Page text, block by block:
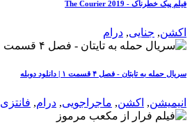
فیلم پیک خطرناک - The Courier 2019
اکشن, جنایی, درام
سریال حمله به تایتان - فصل ۴ قسمت ۱ | دانلود دوبله
انیمیشن, اکشن, ماجراجویی, درام, فانتزی